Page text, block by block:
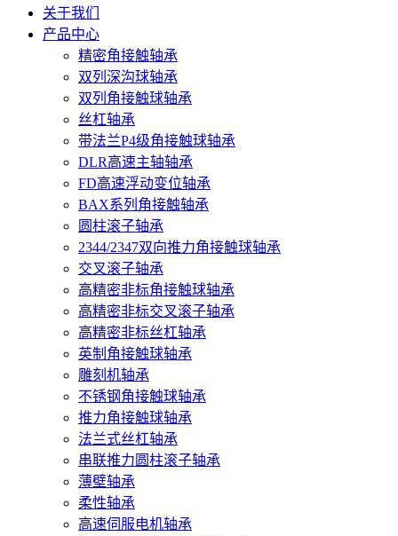
关于我们
产品中心
精密角接触轴承
双列深沟球轴承
双列角接触球轴承
丝杠轴承
带法兰P4级角接触球轴承
DLR高速主轴轴承
FD高速浮动变位轴承
BAX系列角接触轴承
圆柱滚子轴承
2344/2347双向推力角接触球轴承
交叉滚子轴承
高精密非标角接触球轴承
高精密非标交叉滚子轴承
高精密非标丝杠轴承
英制角接触球轴承
雕刻机轴承
不锈钢角接触球轴承
推力角接触球轴承
法兰式丝杠轴承
串联推力圆柱滚子轴承
薄壁轴承
柔性轴承
高速伺服电机轴承